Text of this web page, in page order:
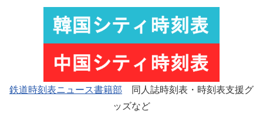
鉄道時刻表ニュース書籍部 同人誌時刻表・時刻表支援グ
ッズなど